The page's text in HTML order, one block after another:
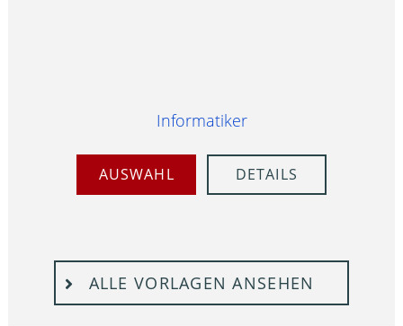
Informatiker
AUSWAHL DETAILS
ALLE VORLAGEN ANSEHEN